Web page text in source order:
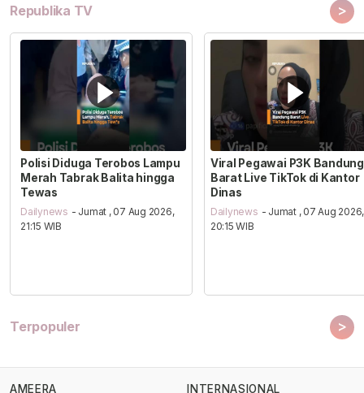
Republika TV >
Polisi Diduga Terobos Lampu
Merah Tabrak Balita hingga
Tewas
Dailynews - Jumat , 07 Aug 2026,
21:15 WIB
Viral Pegawai P3K Bandung
Barat Live TikTok di Kantor
Dinas
Dailynews - Jumat , 07 Aug 2026,
20:15 WIB
Terpopuler >
AMEERA INTERNASIONAL